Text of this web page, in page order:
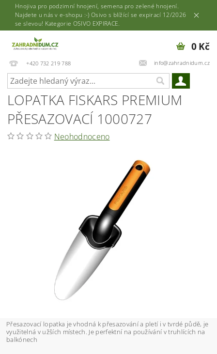
Hnojiva pro podzimní hnojení, semena pro zelené hnojení.
Najdete u nás v e-shopu :-) Osivo s blížící se expirací 12/2026
se slevou! Kategorie OSIVO EXPIRACE.
+420 732 219 788 info@zahradnidum.cz
0 Kč
LOPATKA FISKARS PREMIUM
PŘESAZOVACÍ 1000727
Neohodnoceno
Přesazovací lopatka je vhodná k přesazování a pletí i v tvrdé půdě, je
využitelná v užších místech. Je perfektní na používání v truhlících na
balkónech